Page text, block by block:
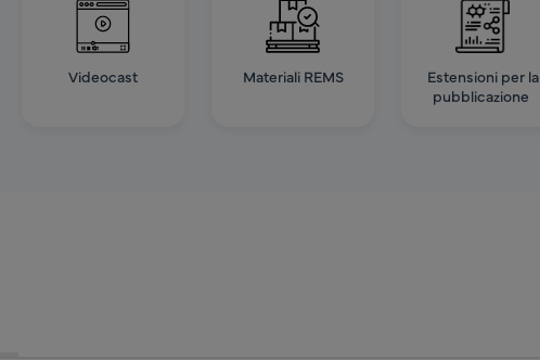
Videocast Materiali REMS
Estensioni per la
pubblicazione